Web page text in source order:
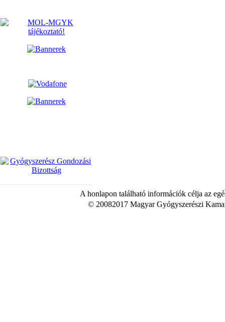
A honlapon található információk célja az
© 20082017 Magyar Gyógyszerészi